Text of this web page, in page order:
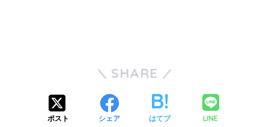
SHARE
ポスト シェア はてブ LINE